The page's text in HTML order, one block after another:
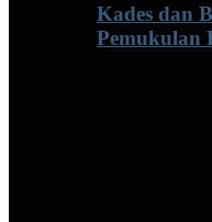
Kades dan
Pemukulan